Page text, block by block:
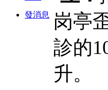
發消息
岗亭
診的
升。